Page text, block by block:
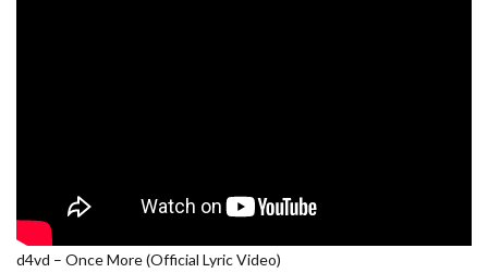
d4vd – Once More (Official Lyric Video)